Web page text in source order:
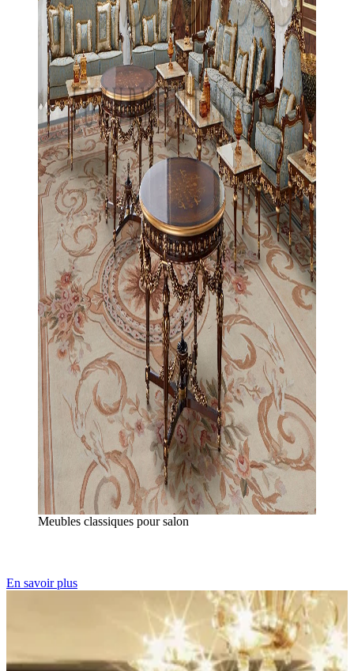
Meubles classiques pour salon
En savoir plus